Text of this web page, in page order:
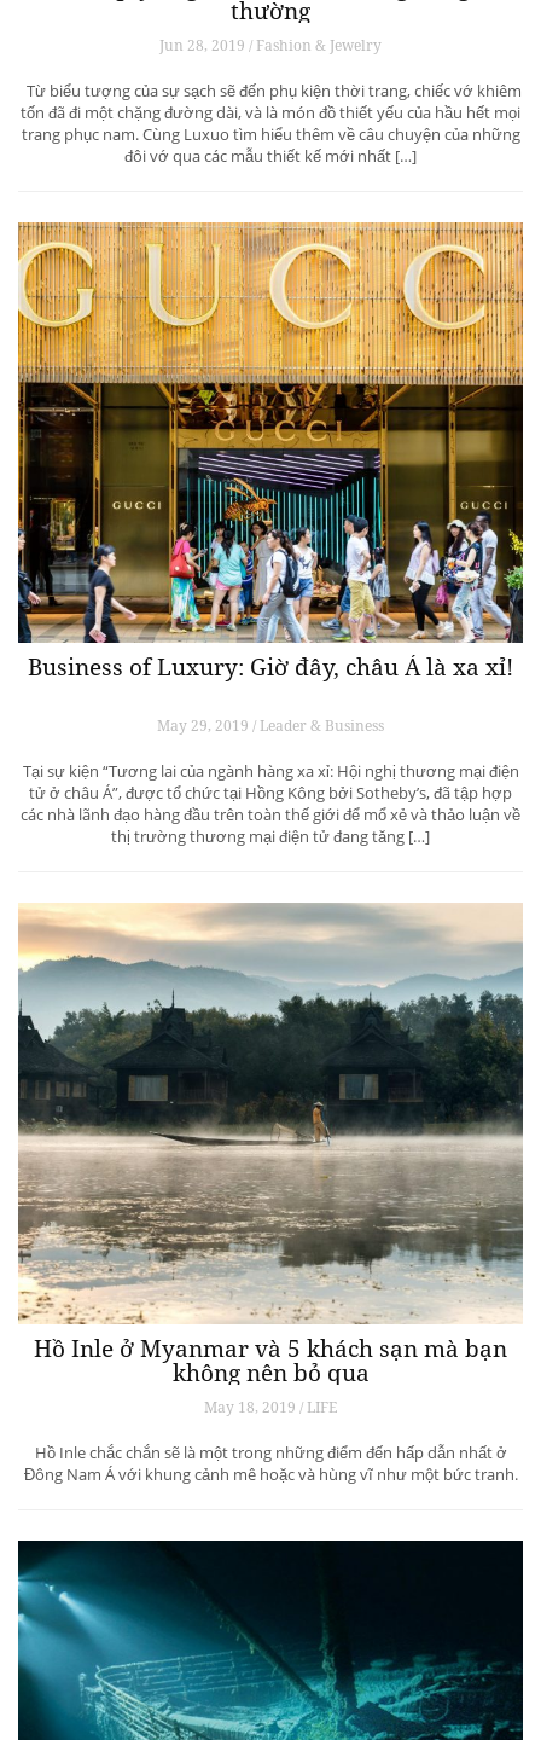
thường
Jun 28, 2019 / Fashion & Jewelry
Từ biểu tượng của sự sạch sẽ đến phụ kiện thời trang, chiếc vớ khiêm
tốn đã đi một chặng đường dài, và là món đồ thiết yếu của hầu hết mọi
trang phục nam. Cùng Luxuo tìm hiểu thêm về câu chuyện của những
đôi vớ qua các mẫu thiết kế mới nhất […]
Business of Luxury: Giờ đây, châu Á là xa xỉ!
May 29, 2019 / Leader & Business
Tại sự kiện “Tương lai của ngành hàng xa xỉ: Hội nghị thương mại điện
tử ở châu Á”, được tổ chức tại Hồng Kông bởi Sotheby’s, đã tập hợp
các nhà lãnh đạo hàng đầu trên toàn thế giới để mổ xẻ và thảo luận về
thị trường thương mại điện tử đang tăng […]
Hồ Inle ở Myanmar và 5 khách sạn mà bạn
không nên bỏ qua
May 18, 2019 / LIFE
Hồ Inle chắc chắn sẽ là một trong những điểm đến hấp dẫn nhất ở
Đông Nam Á với khung cảnh mê hoặc và hùng vĩ như một bức tranh.